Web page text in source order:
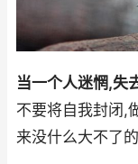
当一个人迷惘,失
不要将自我封闭,
来没什么大不了